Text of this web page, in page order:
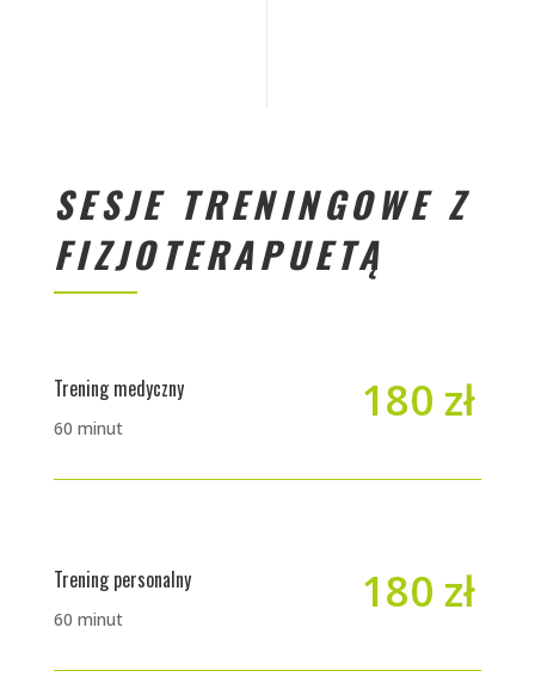
SESJE TRENINGOWE Z
FIZJOTERAPUETĄ
Trening medyczny
60 minut
180 zł
Trening personalny
60 minut
180 zł